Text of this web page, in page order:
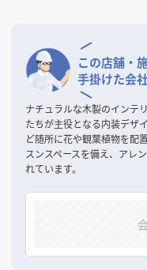
この店舗・
手掛けた会
ナチュラルな木製のインテ
たちが主役となる内装デザ
ど随所に花や観葉植物を配
スンスペースを備え、アレ
れています。